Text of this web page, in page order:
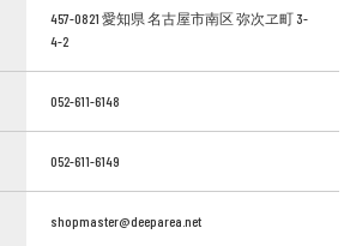
457-0821 愛知県 名古屋市南区 弥次ヱ町 3-
4-2
052-611-6148
052-611-6149
shopmaster@deeparea.net